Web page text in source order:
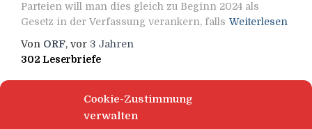
Cookie-Zustimmung
verwalten
Parteien will man dies gleich zu Beginn 2024 als
Gesetz in der Verfassung verankern, falls Weiterlesen
Von ORF, vor 3 Jahren
302 Leserbriefe